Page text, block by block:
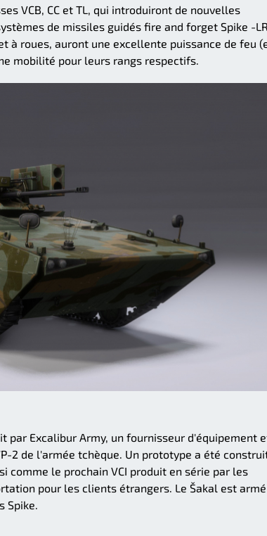
VCB, CC et TL, qui introduiront de nouvelles
de missiles guidés fire and forget Spike -
à roues, auront une excellente puissance de feu
mobilité pour leurs rangs respectifs.
par Excalibur Army, un fournisseur d'équipement
2 de l'armée tchèque. Un prototype a été
comme le prochain VCI produit en série par les
pour les clients étrangers. Le Šakal est armé
Spike.